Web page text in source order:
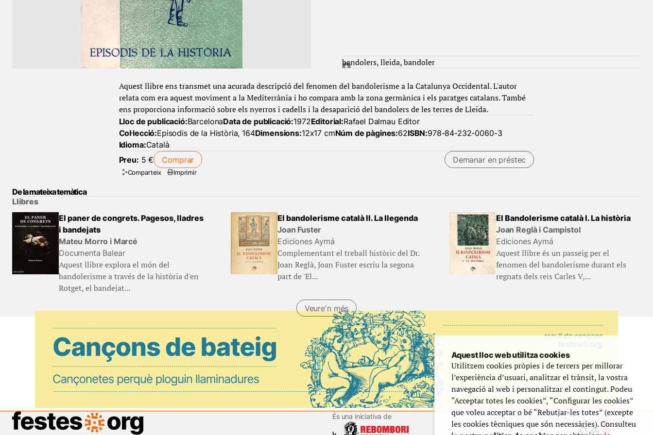
bandolers lleida bandoler
Aquest llibre ens transmet una acurada descripció del fenomen del bandolerisme a la Catalunya Occidental. L'autor
relata com era aquest moviment a la Mediterrània i ho compara amb la zona germànica i els paratges catalans. També
ens proporciona informació sobre els nyerros i cadells i la desaparició del bandolers de les terres de Lleida.
Lloc de publicació:BarcelonaData de publicació:1972Editorial:Rafael Dalmau Editor
Col·lecció:Episodis de la Història, 164Dimensions:12x17 cmNúm de pàgines:62ISBN:978-84-232-0060-3
Idioma:Català
Preu: 5 € Comprar Demanar en préstec
Comparteix Imprimir
De la mateixa temàtica
Llibres
El paner de congrets. Pagesos, lladres
i bandejats
Mateu Morro i Marcé
Documenta Balear
Aquest llibre explora el món del
bandolerisme a través de la història d'en
Rotget, el bandejat...
El bandolerisme català II. La llegenda
Joan Fuster
Ediciones Aymá
Complementant el treball històric del Dr.
Joan Reglà, Joan Fuster escriu la segona
part de 'El...
El Bandolerisme català I. La història
Joan Reglà i Campistol
Ediciones Aymá
Aquest llibre és un passeig per el
fenomen del bandolerisme durant els
regnats dels reis Carles V,...
Veure'n més
És una iniciativa de Que compta amb el suport de
Aquest lloc web utilitza cookies
Utilitzem cookies pròpies i de tercers per millorar
l’experiència d’usuari, analitzar el trànsit, la vostra
navegació al web i personalitzar el contingut. Podeu
“Acceptar totes les cookies”, “Configurar les cookies”
que voleu acceptar o bé “Rebutjar-les totes” (excepte
les cookies tècniques que són necessàries). Consulteu